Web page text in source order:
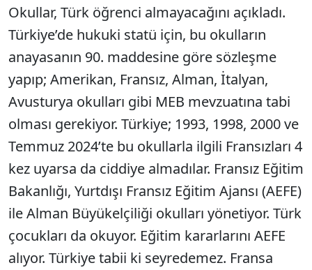
Okullar, Türk öğrenci almayacağını açıkladı.
Türkiye’de hukuki statü için, bu okulların
anayasanın 90. maddesine göre sözleşme
yapıp; Amerikan, Fransız, Alman, İtalyan,
Avusturya okulları gibi MEB mevzuatına tabi
olması gerekiyor. Türkiye; 1993, 1998, 2000 ve
Temmuz 2024’te bu okullarla ilgili Fransızları 4
kez uyarsa da ciddiye almadılar. Fransız Eğitim
Bakanlığı, Yurtdışı Fransız Eğitim Ajansı (AEFE)
ile Alman Büyükelçiliği okulları yönetiyor. Türk
çocukları da okuyor. Eğitim kararlarını AEFE
alıyor. Türkiye tabii ki seyredemez. Fransa